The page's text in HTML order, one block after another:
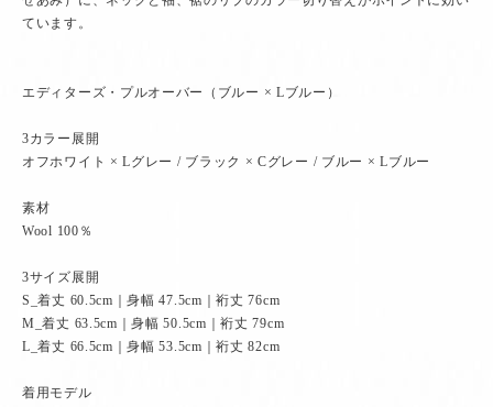
ています。
エディターズ・プルオーバー（ブルー × Lブルー）
3カラー展開
オフホワイト × Lグレー / ブラック × Cグレー / ブルー × Lブルー
素材
Wool 100％
3サイズ展開
S_着丈 60.5cm｜身幅 47.5cm｜裄丈 76cm
M_着丈 63.5cm｜身幅 50.5cm｜裄丈 79cm
L_着丈 66.5cm｜身幅 53.5cm｜裄丈 82cm
着用モデル